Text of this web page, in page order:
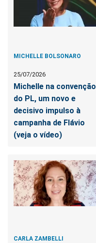
MICHELLE BOLSONARO
25/07/2026
Michelle na convenção
do PL, um novo e
decisivo impulso à
campanha de Flávio
(veja o vídeo)
CARLA ZAMBELLI